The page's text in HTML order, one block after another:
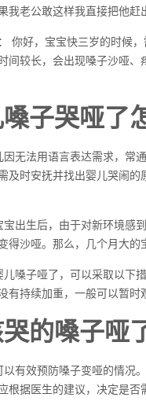
我老公敢这样我直接把他赶
你好，宝宝快三岁的时候
间较长，会出现嗓子沙哑、
子哭哑了
因无法用语言表达需求，常
及时安抚并找出婴儿哭闹
宝出生后，由于对新环境感
得沙哑。那么，几个月大的
儿嗓子哑了，可以采取以下
有持续加重，一般可以暂时
的嗓子哑
以有效预防嗓子变哑的情况
根据医生的建议，决定是